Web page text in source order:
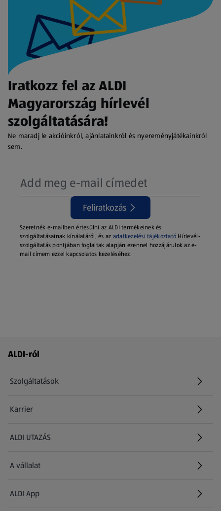
Iratkozz fel az ALDI
Magyarország hírlevél
szolgáltatására!
Ne maradj le akcióinkról, ajánlatainkról és nyereményjátékainkról
sem.
Feliratkozás
Szeretnék e-mailben értesülni az ALDI termékeinek és
szolgáltatásainak kínálatáról, és az adatkezelési tájékoztató Hírlevél-
szolgáltatás pontjában foglaltak alapján ezennel hozzájárulok az e-
mail címem ezzel kapcsolatos kezeléséhez.
Láblécmenü - további linkek
ALDI-ról
Szolgáltatások
Karrier
(új oldalon nyílik meg)
ALDI UTAZÁS
(új oldalon nyílik meg)
A vállalat
ALDI App